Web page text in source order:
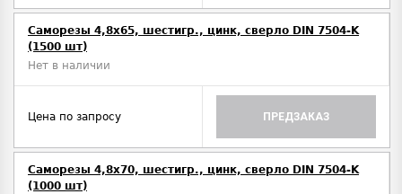
Саморезы 4,8х65, шестигр., цинк, сверло DIN 7504-K
(1500 шт)
Нет в наличии
Цена по запросу ПРЕДЗАКАЗ
Саморезы 4,8х70, шестигр., цинк, сверло DIN 7504-K
(1000 шт)